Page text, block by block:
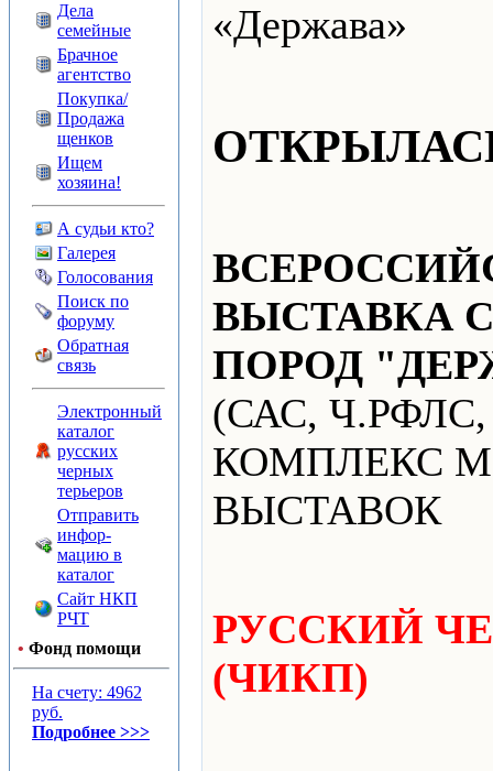
Дела
семейные
Брачное
агентство
Покупка/
Продажа
щенков
Ищем
хозяина!
А судьи кто?
Галерея
Голосования
Поиск по
форуму
Обратная
связь
Электронный
каталог
русских
черных
терьеров
Отправить
инфор-
мацию в
каталог
Сайт НКП
РЧТ
• Фонд помощи
На счету: 4962
руб.
Подробнее >>>
«Держава»
ВЫСТАВКА
ПОРОД
(САС,
КОМПЛЕКС
ВЫСТАВОК
РУССКИЙ
(ЧИКП)